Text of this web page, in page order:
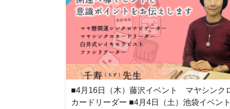
■4月16日（木）藤沢イベント マヤシンク
カードリーダー ■4月4日（土）池袋イベン